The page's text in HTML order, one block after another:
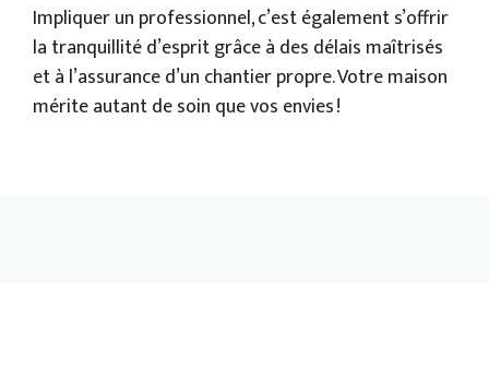
Impliquer un professionnel, c’est également s’offrir
la tranquillité d’esprit grâce à des délais maîtrisés
et à l’assurance d’un chantier propre. Votre maison
mérite autant de soin que vos envies !